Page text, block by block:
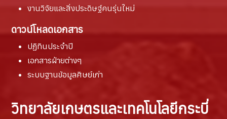
งานวิจัยและสิ่งประดิษฐ์คนรุ่นใหม่
ดาวน์โหลดเอกสาร
ปฏิทินประจำปี
เอกสารฝ่ายต่างๆ
ระบบฐานข้อมูลศิษย์เก่า
วิทยาลัยเกษตรและเทคโนโลยีกระบี่